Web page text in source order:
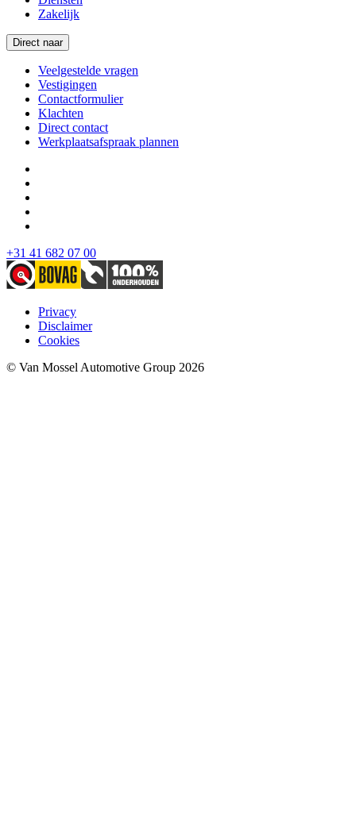
Zakelijk
Direct naar
Veelgestelde vragen
Vestigingen
Contactformulier
Klachten
Direct contact
Werkplaatsafspraak plannen
+31 41 682 07 00
Privacy
Disclaimer
Cookies
© Van Mossel Automotive Group 2026